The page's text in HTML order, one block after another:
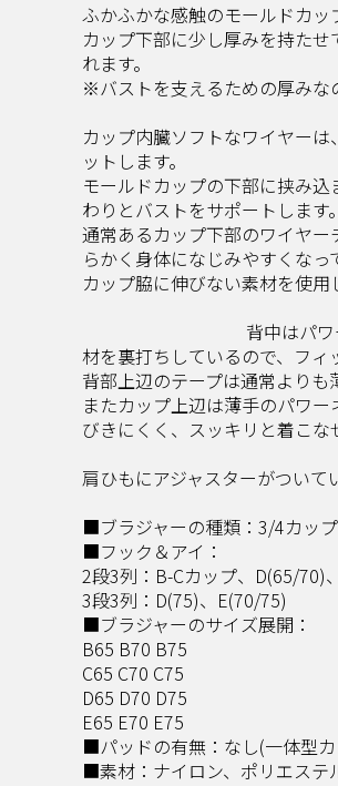
ふかふかな感触のモールドカッ
カップ下部に少し厚みを持た
れます。
※バストを支えるための厚みな
カップ内臓ソフトなワイヤー
ットします。
モールドカップの下部に挟み
わりとバストをサポートします。
通常あるカップ下部のワイヤ
らかく身体になじみやすくなっ
カップ脇に伸びない素材を使用
背中はパワーネットと
材を裏打ちしているので、フィ
背部上辺のテープは通常よりも
またカップ上辺は薄手のパワ
びきにくく、スッキリと着こな
肩ひもにアジャスターがついて
■ブラジャーの種類：3/4カップ
■フック＆アイ：
2段3列：B-Cカップ、D(65/70)
3段3列：D(75)、E(70/75)
■ブラジャーのサイズ展開：
B65 B70 B75
C65 C70 C75
D65 D70 D75
E65 E70 E75
■パッドの有無：なし(一体型
■素材：ナイロン、ポリエステ